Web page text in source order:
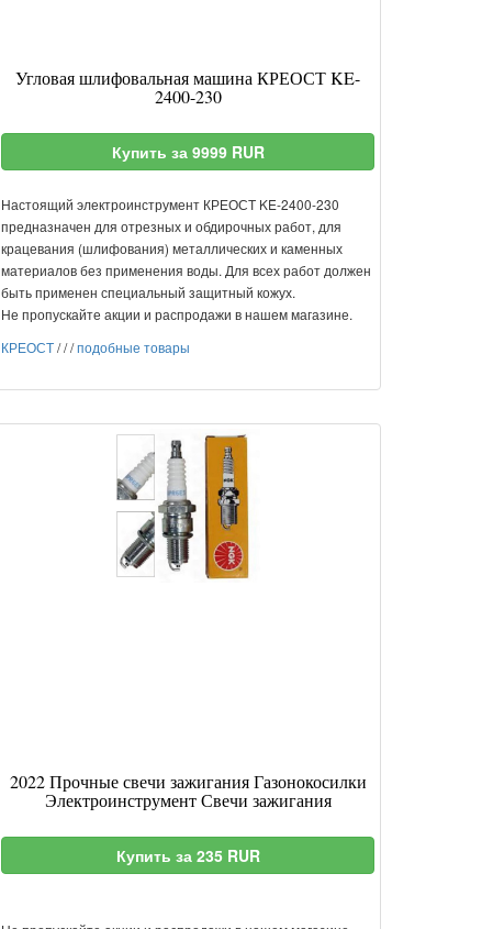
Угловая шлифовальная машина КРЕОСТ KE-
2400-230
Купить за 9999 RUR
Настоящий электроинструмент КРЕОСТ KE-2400-230
предназначен для отрезных и обдирочных работ, для
крацевания (шлифования) металлических и каменных
материалов без применения воды. Для всех работ должен
быть применен специальный защитный кожух.
Не пропускайте акции и распродажи в нашем магазине.
КРЕОСТ///подобные товары
2022 Прочные свечи зажигания Газонокосилки
Электроинструмент Свечи зажигания
Купить за 235 RUR